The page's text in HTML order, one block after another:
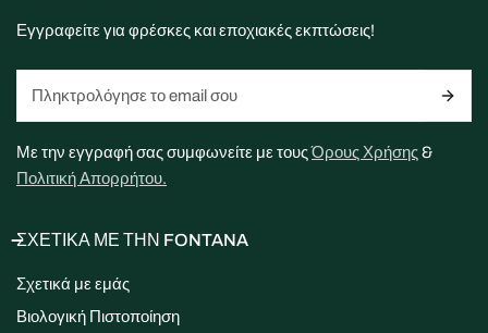
Εγγραφείτε για φρέσκες και εποχιακές εκπτώσεις!
ΔΙΕΥΘΥΝΣΗ
Με την εγγραφή σας συμφωνείτε με τουςΌρους Χρήσης&
Πολιτική Απορρήτου.
ΣΧΕΤΙΚΑ ΜΕ ΤΗΝ FONTANA
Σχετικά με εμάς
Βιολογική Πιστοποίηση